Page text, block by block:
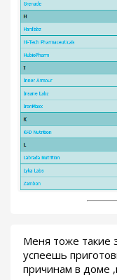
Меня тоже такие
успеешь
причинам в доме